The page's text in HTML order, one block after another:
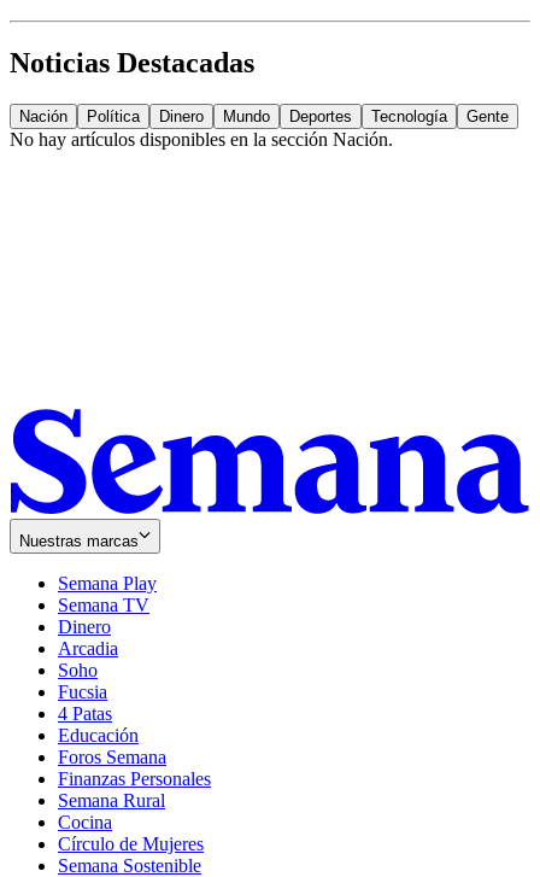
Noticias Destacadas
Nación Política Dinero Mundo Deportes Tecnología Gente
No hay artículos disponibles en la sección Nación.
Nuestras marcas
Semana Play
Semana TV
Dinero
Arcadia
Soho
in
new
window
Fucsia
in
new
window
4 Patas
Educación
Foros Semana
Finanzas Personales
Semana Rural
Cocina
Círculo de Mujeres
Semana Sostenible